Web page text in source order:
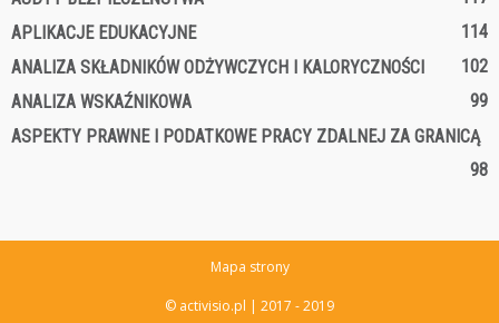
APLIKACJE EDUKACYJNE
114
ANALIZA SKŁADNIKÓW ODŻYWCZYCH I KALORYCZNOŚCI
102
ANALIZA WSKAŹNIKOWA
99
ASPEKTY PRAWNE I PODATKOWE PRACY ZDALNEJ ZA GRANICĄ
98
Mapa strony
© activisio.pl | 2017 - 2019